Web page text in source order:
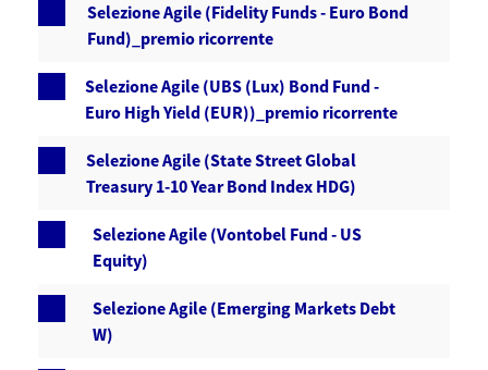
Selezione Agile (Fidelity Funds - Euro Bond
Fund)_premio ricorrente
Selezione Agile (UBS (Lux) Bond Fund -
Euro High Yield (EUR))_premio ricorrente
Selezione Agile (State Street Global
Treasury 1-10 Year Bond Index HDG)
Selezione Agile (Vontobel Fund - US
Equity)
Selezione Agile (Emerging Markets Debt
W)